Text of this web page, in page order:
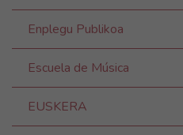
Enplegu Publikoa
Escuela de Música
EUSKERA